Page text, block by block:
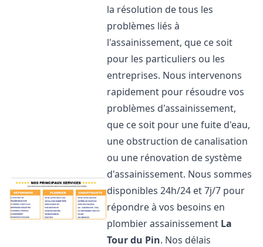
la résolution de tous les
problèmes liés à
l'assainissement, que ce soit
pour les particuliers ou les
entreprises. Nous intervenons
rapidement pour résoudre vos
problèmes d'assainissement,
que ce soit pour une fuite d'eau,
une obstruction de canalisation
ou une rénovation de système
d'assainissement. Nous sommes
disponibles 24h/24 et 7j/7 pour
répondre à vos besoins en
plombier assainissement La
Tour du Pin. Nos délais